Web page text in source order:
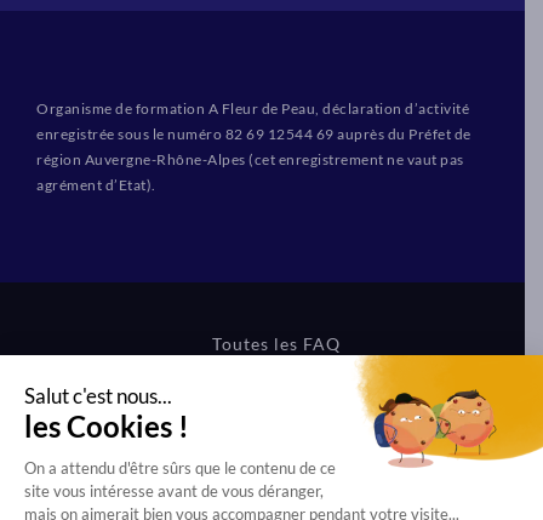
Organisme de formation A Fleur de Peau, déclaration d’activité
enregistrée sous le numéro 82 69 12544 69 auprès du Préfet de
région Auvergne-Rhône-Alpes (cet enregistrement ne vaut pas
agrément d’Etat).
Toutes les FAQ
Mentions légales